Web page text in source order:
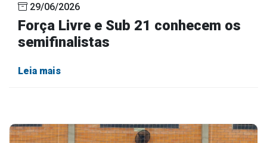
29/06/2026
Força Livre e Sub 21 conhecem os
semifinalistas
Leia mais